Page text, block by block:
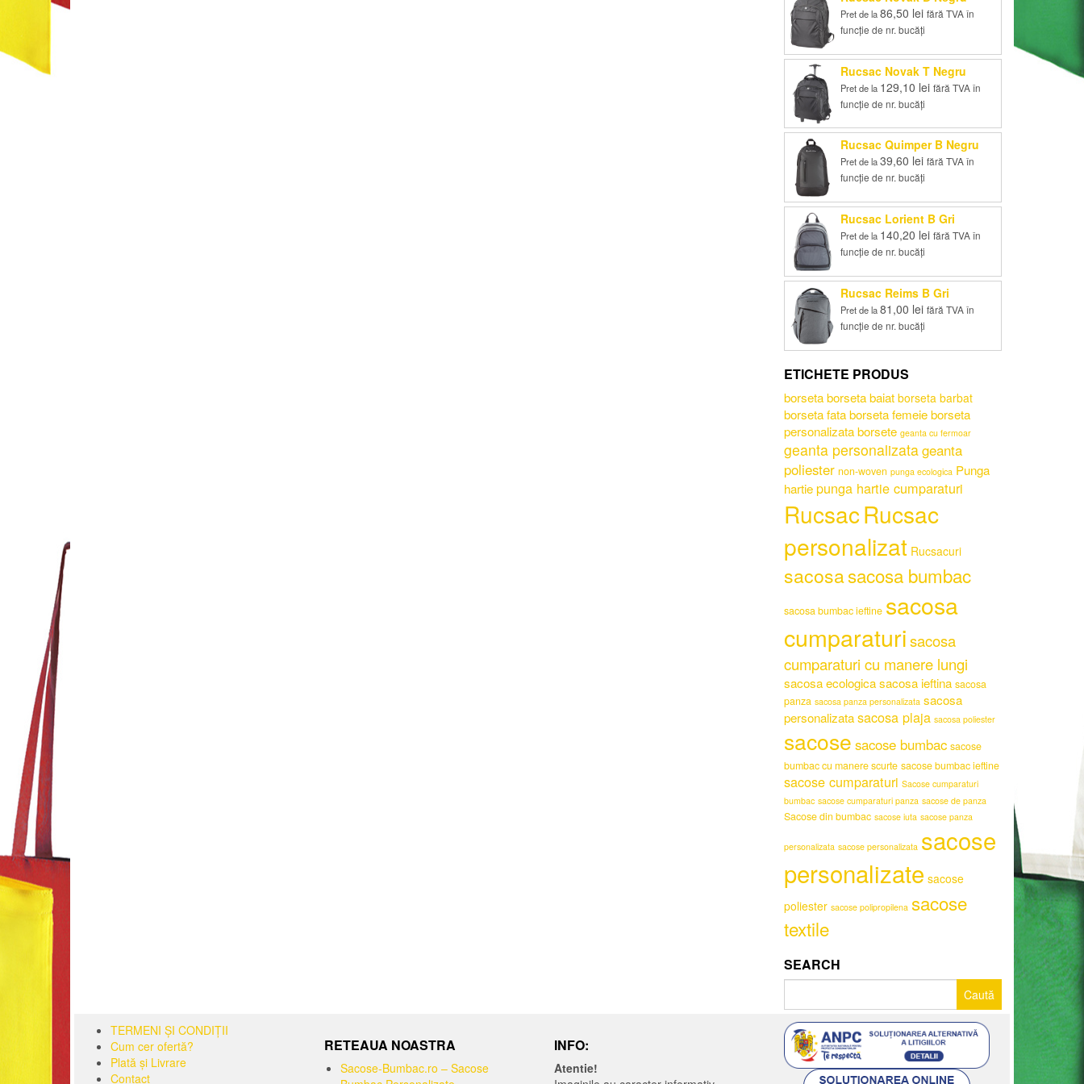
Pret de la86,50 lei fără TVA în
funcție de nr. bucăți
Rucsac Novak T Negru
Pret de la 129,10 lei fără TVA în
funcție de nr. bucăți
Rucsac Quimper B Negru
Pret de la39,60 lei fără TVA în
funcție de nr. bucăți
Rucsac Lorient B Gri
Pret de la 140,20 lei fără TVA în
funcție de nr. bucăți
Rucsac Reims B Gri
Pret de la81,00 lei fără TVA în
funcție de nr. bucăți
ETICHETE PRODUS
borsetaborseta baiat borseta barbat
borseta fataborseta femeieborseta
personalizataborsete geanta cu fermoar
geanta personalizatageanta
poliester non-woven punga ecologica Punga
hartiepunga hartie cumparaturi
RucsacRucsac
personalizat Rucsacuri
sacosasacosa bumbac
sacosa bumbac ieftine sacosa
cumparaturisacosa
cumparaturi cu manere lungi
sacosa ecologicasacosa ieftina sacosa
panza sacosa panza personalizata sacosa
personalizatasacosa plaja sacosa poliester
sacose sacose bumbac sacose
bumbac cu manere scurte sacose bumbac ieftine
sacose cumparaturi Sacose cumparaturi
bumbac sacose cumparaturi panza sacose de panza
Sacose din bumbac sacose iuta sacose panza
personalizata sacose personalizata sacose
personalizate sacose
poliester sacose polipropilena sacose
textile
SEARCH
TERMENI ȘI CONDIȚII
Cum cer ofertă?
Plată și Livrare
Contact
RETEAUA NOASTRA
Sacose-Bumbac.ro – Sacose
INFO:
Atentie!